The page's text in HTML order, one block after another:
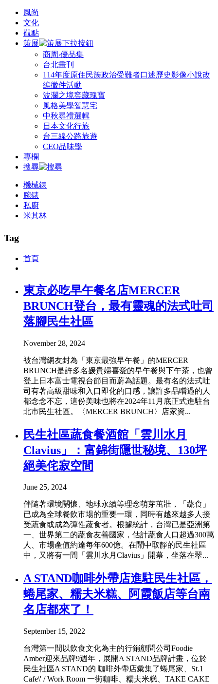
風尚
文化
觀點
策展
商周‧優品集
台北畫刊
114年度原住民族政治受難者口述歷史影像小說改
編徵件活動
波瀾之境窖藏瑰寶
風格美學智慧宅
中秋尋禮選輯
日本文化行旅
台三線公路旅遊
CEO品味學
專欄
搜尋
機械錶
腕錶
私廚
米其林
Tag
首頁
東京必吃早午餐名店MERCER
BRUNCH登台，最有靈魂的法式吐司
落腳民生社區
November 28, 2024
被台灣網友封為「東京最強早午餐」的MERCER
BRUNCH是許多名媛貴婦喜愛的早午餐與下午茶，也曾
登上日本富士電視台節目而蔚為話題。最有名的法式吐
司有著高級甜味和入口即化的口感，讓許多品嚐過的人
都念念不忘，這份美味也將在2024年11月底正式進駐台
北市民生社區。〈MERCER BRUNCH〉店家資...
民生社區蔬食餐酒館「雲川水月
Clavius」：富錦街隱世秘境、130坪
絕美侘寂空間
June 25, 2024
伴隨著環境關懷、地球永續等理念萌芽茁壯，「蔬食」
已成為全球餐飲市場的重要一環，同時有越來越多人接
受蔬食或成為彈性蔬食者。根據統計，台灣已是亞洲第
一、世界第二的蔬食友善國家，估計蔬食人口超過300萬
人、市場產值約達每年600億。在鬧中取靜的民生社區
中，又將有一間「雲川水月Clavius」開幕，坐落在翠...
A STAND咖啡外帶店進駐民生社區，
蜷尾家、糯夫米糕、阿霞飯店等台南
名店都來了！
September 15, 2022
台灣第一間以飲食文化為主的行銷顧問公司Foodie
Amber迎來品牌9週年，展開A STAND品牌計畫，位於
民生社區A STAND的 咖啡外帶店彙集了蜷尾家、St.1
Cafe\' / Work Room 一街咖啡、糯夫米糕、TAKE CAKE